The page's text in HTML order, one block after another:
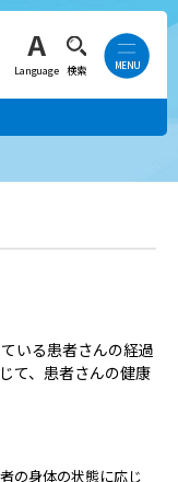
Language 検索
いる患者さんの経過
て、患者さんの健康
の身体の状態に応じ